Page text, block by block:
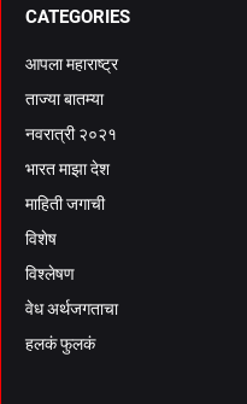
CATEGORIES
आपला महाराष्ट्र
ताज्या बातम्या
नवरात्री २०२१
भारत माझा देश
माहिती जगाची
विशेष
विश्लेषण
वेध अर्थजगताचा
हलकं फुलकं